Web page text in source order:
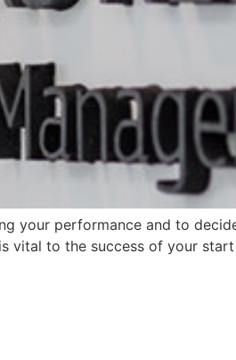
your performance and to
to the success of your